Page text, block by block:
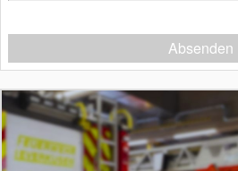
Absenden